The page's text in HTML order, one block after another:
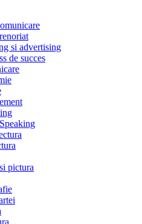
si advertising
de succes
pictura